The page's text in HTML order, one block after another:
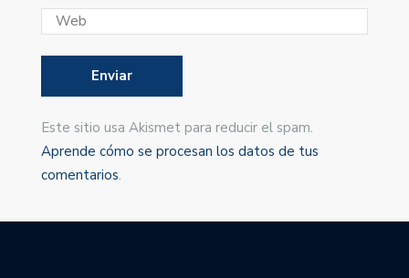
Este sitio usa Akismet para reducir el spam.
Aprende cómo se procesan los datos de tus
comentarios.